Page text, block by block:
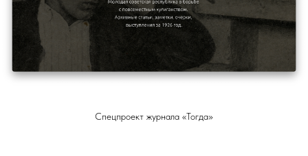
Спецпроект журнала «Тогда»